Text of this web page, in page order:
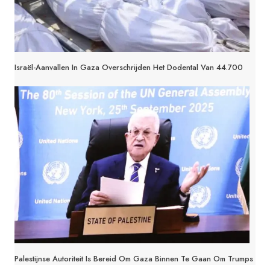
Israël-Aanvallen In Gaza Overschrijden Het Dodental Van 44.700
Palestijnse Autoriteit Is Bereid Om Gaza Binnen Te Gaan Om Trumps